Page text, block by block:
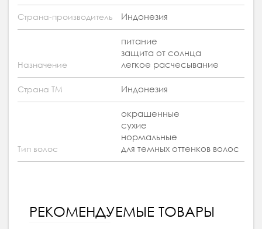
Страна-производитель Индонезия
Назначение
питание
защита от солнца
легкое расчесывание
Страна ТМ Индонезия
Тип волос
окрашенные
сухие
нормальные
для темных оттенков волос
РЕКОМЕНДУЕМЫЕ ТОВАРЫ